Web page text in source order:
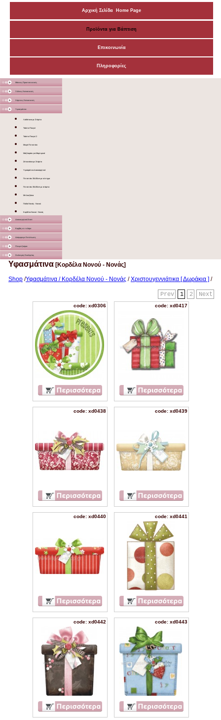
Αρχική Σελίδα Home Page
Προϊόντα για Βάπτιση
Επικοινωνία
Πληροφορίες
Μάσκες Προστατευτικές
Ξύλινες Κατασκευές
Χάρτινες Κατασκευές
Υφασμάτινα
Λαδόπανα με Στάμπα
Τσάντα Πουγκί
Τσάντα Πουγκί 2
Μικρό Πετσετάκι
Μαξιλαράκι για Μαρτυρικά
Ζιπουνάκια με Στάμπα
Υφασμάτινα Διακοσμητικά
Πετσετάκι 30x30cm με κέντημα
Πετσετάκι 30x30cm με στάμπα
Μπλουζάκια
Ποδιά Νονάς - Νονού
Κορδέλα Νονού - Νονάς
Διακοσμητικά Σταντ
Καμβάς σε τελάρο
Διάφορα με Εκτύπωση
Γλειφιτζούρια
Στολισμός Εκκλησίας
Υφασμάτινα [Κορδέλα Νονού - Νονάς]
Shop /Υφασμάτινα / Κορδέλα Νονού - Νονάς /Χριστουγεννιάτικα [ Δωράκια ] /
Next
2
1
Prev
code: xd0306 code: xd0417
code: xd0438 code: xd0439
code: xd0440 code: xd0441
code: xd0442 code: xd0443